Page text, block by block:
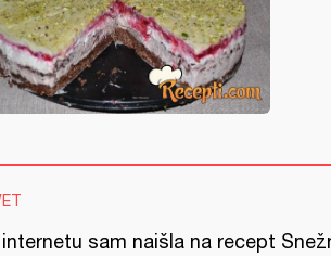
internetu sam naišla na recept